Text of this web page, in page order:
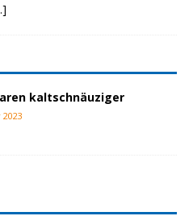
kaltschnäuziger